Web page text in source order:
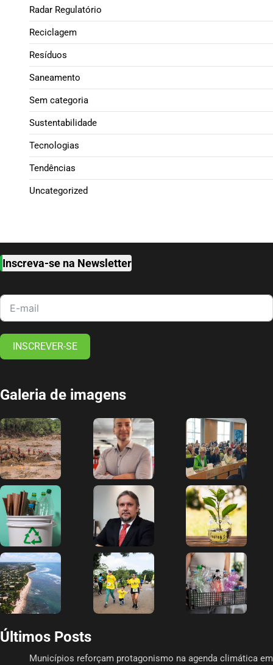
Radar Regulatório
Reciclagem
Resíduos
Saneamento
Sem categoria
Sustentabilidade
Tecnologias
Tendências
Uncategorized
Inscreva-se na Newsletter
INSCREVER-SE
Galeria de imagens
Últimos Posts
Municípios reforçam protagonismo na agenda climática em